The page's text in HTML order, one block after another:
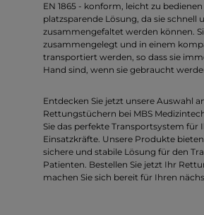
EN 1865 - konform, leicht zu
platzsparende Lösung, da sie schnell
zusammengefaltet werden können.
zusammengelegt und in einem
transportiert werden, so dass sie
Hand sind, wenn sie gebraucht
Entdecken Sie jetzt unsere Auswahl
Rettungstüchern bei MBS
Sie das perfekte Transportsystem für
Einsatzkräfte. Unsere Produkte bieten
sichere und stabile Lösung für den
Patienten. Bestellen Sie jetzt Ihr
machen Sie sich bereit für Ihren